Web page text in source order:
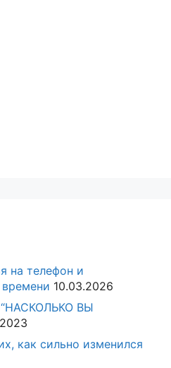
на телефон и
10.03.2026
ВЫ
как сильно изменился